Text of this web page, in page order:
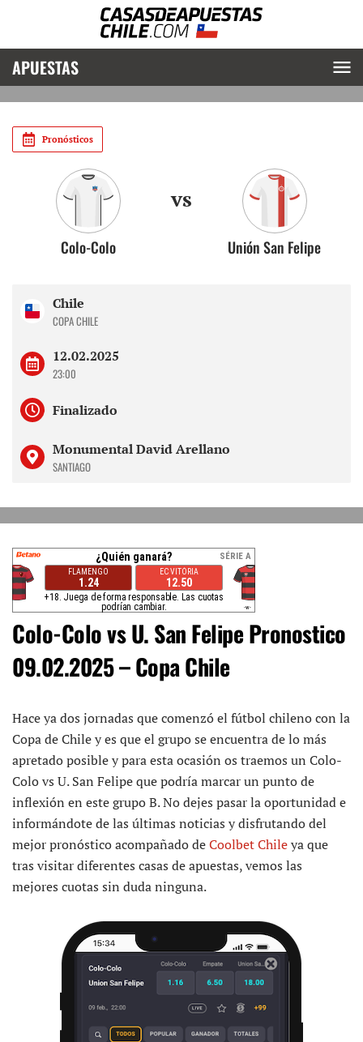
APUESTAS
Pronósticos
Colo-Colo
vs
Unión San Felipe
Chile
COPA CHILE
12.02.2025
23:00
Finalizado
Monumental David Arellano
SANTIAGO
Colo-Colo vs U. San Felipe Pronostico
09.02.2025 – Copa Chile
Hace ya dos jornadas que comenzó el fútbol chileno con la
Copa de Chile y es que el grupo se encuentra de lo más
apretado posible y para esta ocasión os traemos un Colo-
Colo vs U. San Felipe que podría marcar un punto de
inflexión en este grupo B. No dejes pasar la oportunidad e
informándote de las últimas noticias y disfrutando del
mejor pronóstico acompañado deCoolbet Chileya que
tras visitar diferentes casas de apuestas, vemos las
mejores cuotas sin duda ninguna.